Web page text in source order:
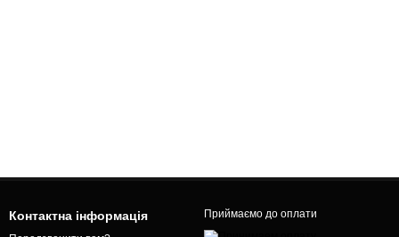
Контактна інформація Приймаємо до оплати